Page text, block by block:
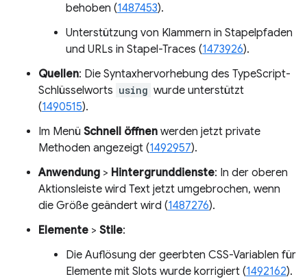
behoben (1487453).
Unterstützung von Klammern in Stapelpfaden
und URLs in Stapel-Traces (1473926).
Quellen: Die Syntaxhervorhebung des TypeScript-
Schlüsselworts using wurde unterstützt
(1490515).
Im Menü Schnell öffnen werden jetzt private
Methoden angezeigt (1492957).
Anwendung > Hintergrunddienste: In der oberen
Aktionsleiste wird Text jetzt umgebrochen, wenn
die Größe geändert wird (1487276).
Elemente > Stile:
Die Auflösung der geerbten CSS-Variablen für
Elemente mit Slots wurde korrigiert (1492162).